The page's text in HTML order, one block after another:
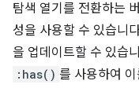
탐색 열기를 전환하는
성을 사용할 수 있습니
을 업데이트할 수 있습
:has() 를 사용하여